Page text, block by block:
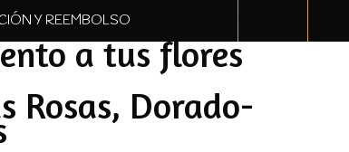
Y REEMBOLSO
a tus flores
Rosas, Dorado-